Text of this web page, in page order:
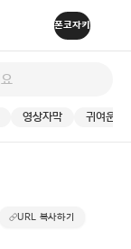
영상자막 귀여운
URL 복사하기